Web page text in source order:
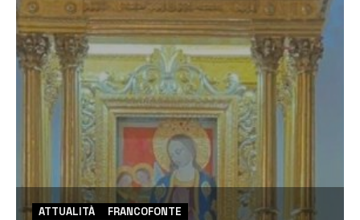
ATTUALITÀ FRANCOFONTE